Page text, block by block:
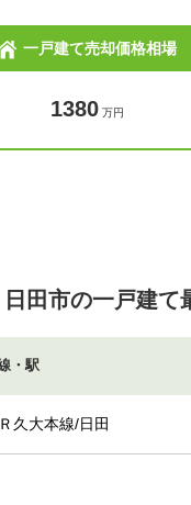
一戸建て売却価格相場
1380 万円
日田市の一戸建て
・駅
Ｒ久大本線/日田